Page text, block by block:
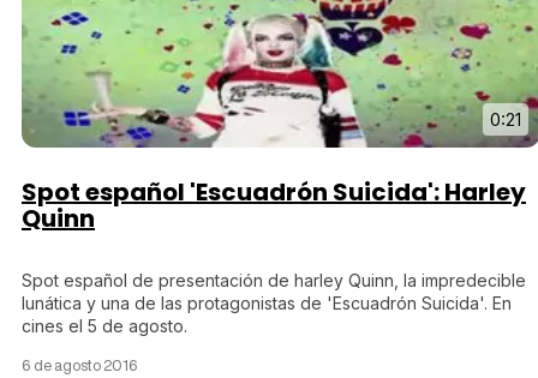
0:21
Spot español 'Escuadrón Suicida': Harley
Quinn
Spot español de presentación de harley Quinn, la impredecible
lunática y una de las protagonistas de 'Escuadrón Suicida'. En
cines el 5 de agosto.
6 de agosto 2016